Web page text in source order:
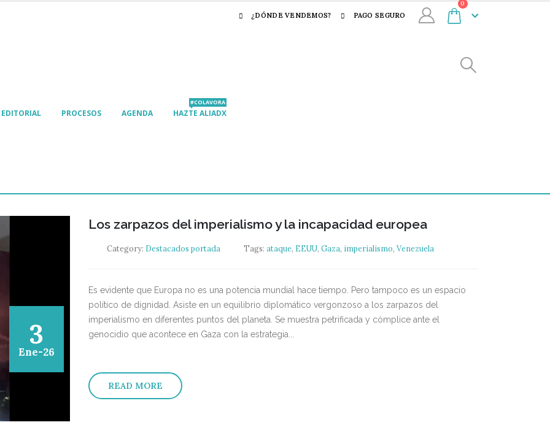
¿DÓNDE VENDEMOS? PAGO SEGURO
0
EDITORIAL PROCESOS AGENDA HAZTE ALIADX
#COLAVORA
3
Ene-26
Los zarpazos del imperialismo y la incapacidad europea
Category: Destacados portada Tags: ataque, EEUU, Gaza, imperialismo, Venezuela
Es evidente que Europa no es una potencia mundial hace tiempo. Pero tampoco es un espacio
político de dignidad. Asiste en un equilibrio diplomático vergonzoso a los zarpazos del
imperialismo en diferentes puntos del planeta. Se muestra petrificada y cómplice ante el
genocidio que acontece en Gaza con la estrategia...
READ MORE